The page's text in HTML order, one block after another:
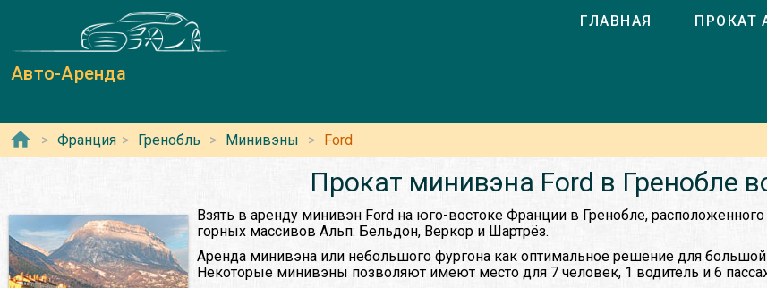
Авто-Аренда
ГЛАВНАЯ ПРОКАТ
Франция Гренобль Минивэны Ford
Прокат минивэна Ford в Гренобле
Взять в аренду минивэн Ford на юго-востоке Франции в Гренобле,
горных массивов Альп: Бельдон, Веркор и Шартрёз.
Аренда минивэна или небольшого фургона как оптимальное решение для
Некоторые минивэны позволяют имеют место для 7 человек, 1 водитель и 6